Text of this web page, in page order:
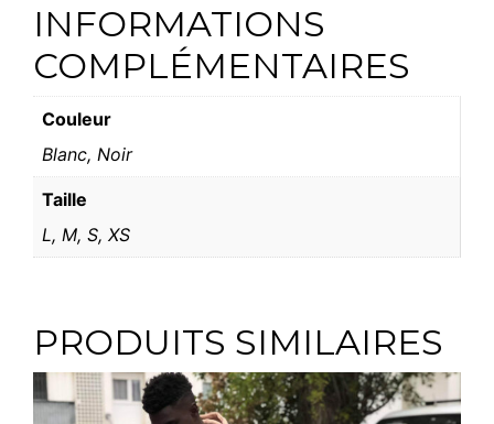
INFORMATIONS
COMPLÉMENTAIRES
Couleur
Blanc, Noir
Taille
L, M, S, XS
PRODUITS SIMILAIRES